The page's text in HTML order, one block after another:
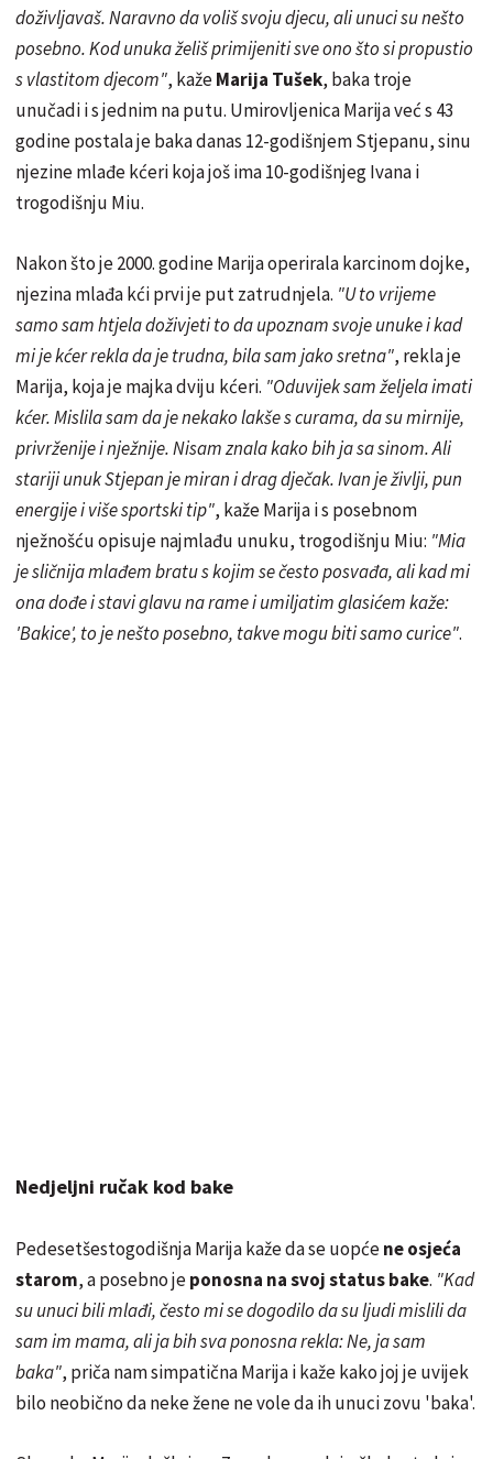
doživljavaš. Naravno da voliš svoju djecu, ali unuci su nešto
posebno. Kod unuka želiš primijeniti sve ono što si propustio
s vlastitom djecom", kažeMarija Tušek, baka troje
unučadi i s jednim na putu. Umirovljenica Marija već s 43
godine postala je baka danas 12-godišnjem Stjepanu, sinu
njezine mlađe kćeri koja još ima 10-godišnjeg Ivana i
trogodišnju Miu.
Nakon što je 2000. godine Marija operirala karcinom dojke,
njezina mlađa kći prvi je put zatrudnjela. "U to vrijeme
samo sam htjela doživjeti to da upoznam svoje unuke i kad
mi je kćer rekla da je trudna, bila sam jako sretna", rekla je
Marija, koja je majka dviju kćeri. "Oduvijek sam željela imati
kćer. Mislila sam da je nekako lakše s curama, da su mirnije,
privrženije i nježnije. Nisam znala kako bih ja sa sinom. Ali
stariji unuk Stjepan je miran i drag dječak. Ivan je življi, pun
energije i više sportski tip", kaže Marija i s posebnom
nježnošću opisuje najmlađu unuku, trogodišnju Miu: "Mia
je sličnija mlađem bratu s kojim se često posvađa, ali kad mi
ona dođe i stavi glavu na rame i umiljatim glasićem kaže:
'Bakice', to je nešto posebno, takve mogu biti samo curice".
Nedjeljni ručak kod bake
Pedesetšestogodišnja Marija kaže da se uopćene osjeća
starom, a posebno jeponosna na svoj status bake. "Kad
su unuci bili mlađi, često mi se dogodilo da su ljudi mislili da
sam im mama, ali ja bih sva ponosna rekla: Ne, ja sam
baka", priča nam simpatična Marija i kaže kako joj je uvijek
bilo neobično da neke žene ne vole da ih unuci zovu 'baka'.